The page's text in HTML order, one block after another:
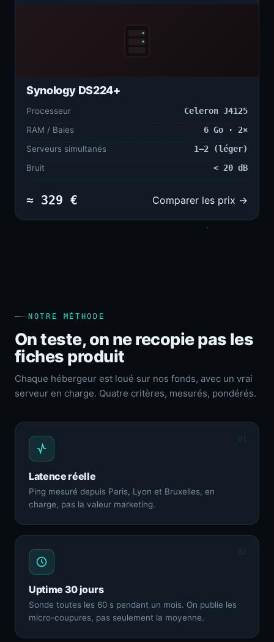
Synology DS224+
Processeur
Celeron J4125
RAM / Baies
6 Go · 2×
Serveurs simultanés
1–2 (léger)
Bruit
< 20 dB
≈ 329 € Comparer les prix →
NOTRE MÉTHODE
On teste, on ne recopie pas les
fiches produit
Chaque hébergeur est loué sur nos fonds, avec un vrai
serveur en charge. Quatre critères, mesurés, pondérés.
01
Latence réelle
Ping mesuré depuis Paris, Lyon et Bruxelles, en
charge, pas la valeur marketing.
02
Uptime 30 jours
Sonde toutes les 60 s pendant un mois. On publie les
micro-coupures, pas seulement la moyenne.